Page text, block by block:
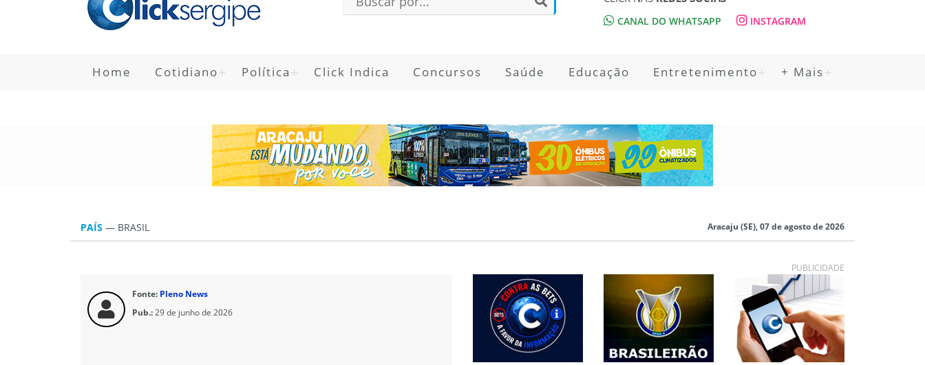
CANAL DO WHATSAPP INSTAGRAM
Home Cotidiano Política Click Indica Concursos Saúde Educação Entretenimento + Mais
PAÍS — BRASIL Aracaju (SE), 07 de agosto de 2026
PUBLICIDADE
Fonte: Pleno News
Pub.:29 de junho de 2026